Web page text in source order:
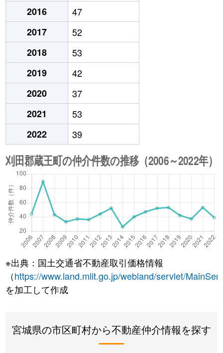
2016
47
2017
52
2018
53
2019
42
2020
37
2021
53
2022
39
※出典：国土交通省不動産取引価格情報
（https://www.land.mlit.go.jp/webland/servlet/
を加工して作成
宮城県の市区町村から不動産仲介情報を探す